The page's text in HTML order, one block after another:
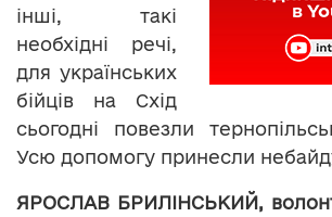
інші, такі
необхідні речі,
для українських
бійців на Схід
сьогодні повезли
Усю допомогу принесли
ЯРОСЛАВ БРИЛІНСЬКИЙ,